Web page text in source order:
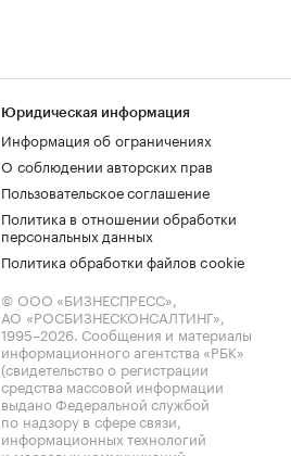
Юридическая информация
Информация об ограничениях
О соблюдении авторских прав
Пользовательское соглашение
Политика в отношении обработки
персональных данных
Политика обработки файлов cookie
© ООО «БИЗНЕСПРЕСС»,
АО «РОСБИЗНЕСКОНСАЛТИНГ»,
1995–2026. Сообщения и материалы
информационного агентства «РБК»
(свидетельство о регистрации
средства массовой информации
выдано Федеральной службой
по надзору в сфере связи,
информационных технологий